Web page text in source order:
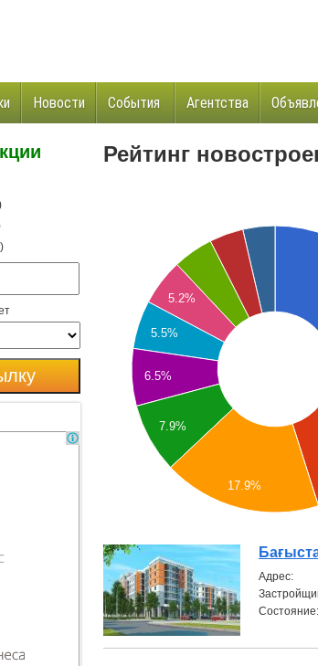
Новости События Агентства
Рейтинг
5.2%
5.5%
6.5%
7.9%
17.9%
Aдрес:
Состояние: